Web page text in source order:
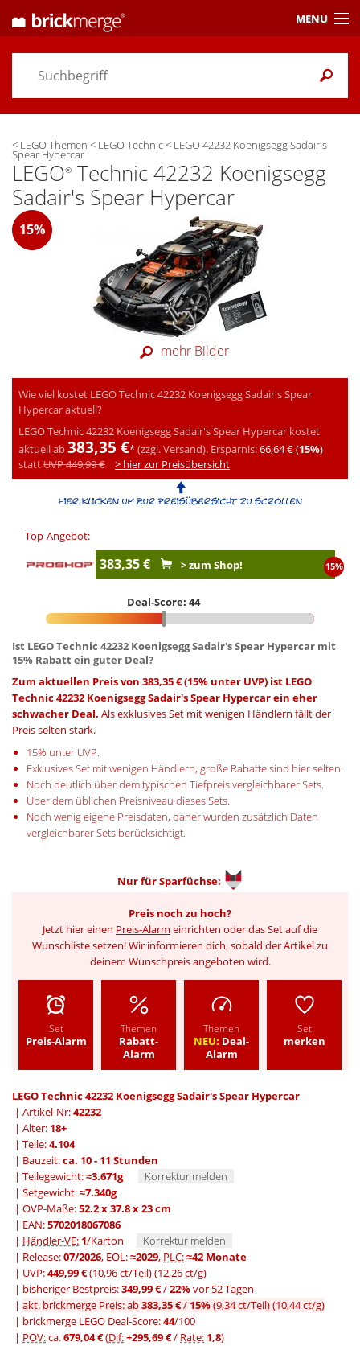
< LEGO Themen < LEGO Technic< LEGO 42232 Koenigsegg Sadair's
Spear Hypercar
LEGO® Technic 42232 Koenigsegg
Sadair's Spear Hypercar
15%
mehr Bilder
Wie viel kostet LEGO Technic 42232 Koenigsegg Sadair's Spear
Hypercar aktuell?
LEGO Technic 42232 Koenigsegg Sadair's Spear Hypercar kostet
aktuell ab383,35 €*(zzgl. Versand). Ersparnis:66,64 € (15%)
stattUVP 449,99 € > hier zur Preisübersicht
Top-Angebot:
383,35 € 15%
> zum Shop!
Deal-Score: 44
Ist LEGO Technic 42232 Koenigsegg Sadair's Spear Hypercar mit
15% Rabatt ein guter Deal?
Zum aktuellen Preis von 383,35 € (15% unter UVP) ist LEGO
Technic 42232 Koenigsegg Sadair's Spear Hypercar ein eher
schwacher Deal. Als exklusives Set mit wenigen Händlern fällt der
Preis selten stark.
15% unter UVP.
Exklusives Set mit wenigen Händlern, große Rabatte sind hier selten.
Noch deutlich über dem typischen Tiefpreis vergleichbarer Sets.
Über dem üblichen Preisniveau dieses Sets.
Noch wenig eigene Preisdaten, daher wurden zusätzlich Daten
vergleichbarer Sets berücksichtigt.
Nur fürSparfüchse:
Preis noch zu hoch?
Jetzt hier einen Preis-Alarm einrichten oder das Set auf die
Wunschliste setzen! Wir informieren dich, sobald der Artikel zu
deinem Wunschpreis angeboten wird.
Set
Preis-Alarm
Themen
Rabatt-
Alarm
Themen
NEU: Deal-
Alarm
Set
merken
LEGO Technic 42232 Koenigsegg Sadair's Spear Hypercar
| Artikel-Nr:42232
| Alter: 18+
| Teile:4.104
| Bauzeit:ca. 10 - 11 Stunden
| Teilegewicht:≈3.671g
Korrektur melden
| Setgewicht:≈7.340g
| OVP-Maße:52.2 x 37.8 x 23 cm
| EAN:5702018067086
| Händler-VE: 1/Karton
Korrektur melden
| Release:07/2026, EOL:≈2029, PLC:≈42 Monate
| UVP:449,99 €(10,96 ct/Teil)(12,26 ct/g)
| bisheriger Bestpreis:349,99 €/22%vor 52 Tagen
| akt. brickmerge Preis: ab383,35 €/ 15%(9,34 ct/Teil)(10,44 ct/g)
| brickmerge LEGO Deal-Score:44/100
| POV:ca.679,04 €(Dif:+295,69 €/ Rate: 1,8)
MENU
Preisvergleich
Themen/ Händler
Alarme& Wunschlisten
Einstellungen